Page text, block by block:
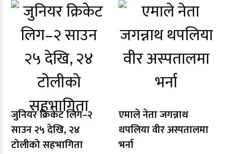
जुनियर क्रिकेट लिग–२
साउन २५ देखि, २४
टोलीको सहभागिता
एमाले नेता जगन्नाथ
थपलिया वीर अस्पतालमा
भर्ना